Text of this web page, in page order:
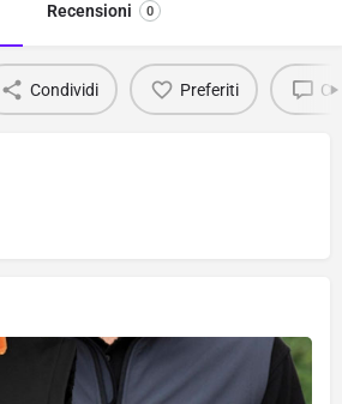
Recensioni 0
Condividi Preferiti